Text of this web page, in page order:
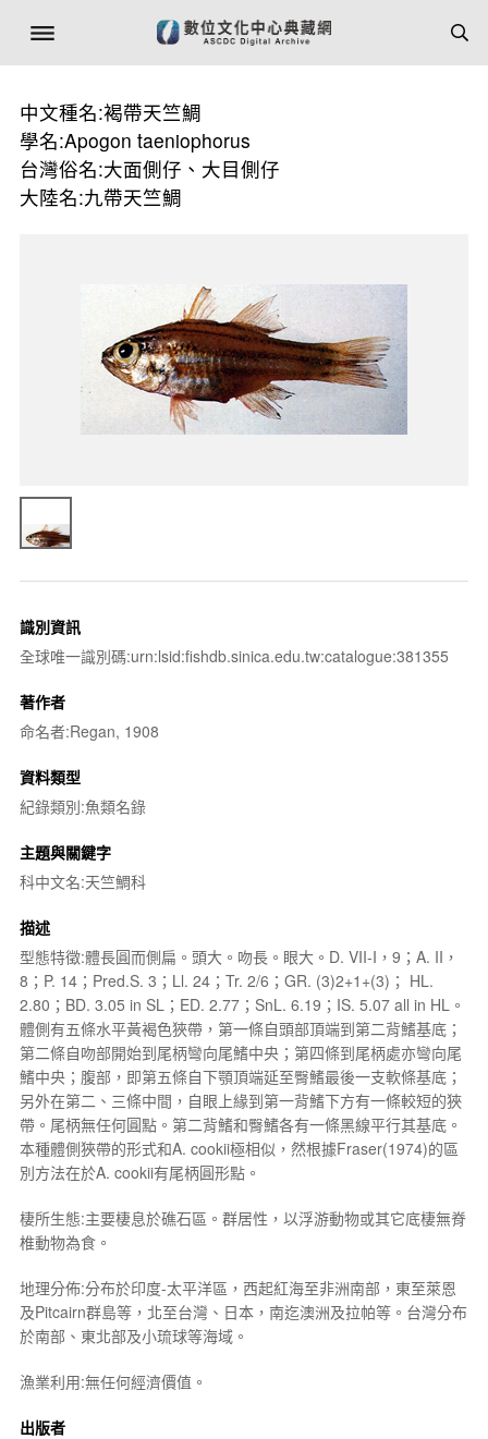
中文種名:褐帶天竺鯛
學名:Apogon taeniophorus
台灣俗名:大面側仔、大目側仔
大陸名:九帶天竺鯛
識別資訊
全球唯一識別碼:urn:lsid:fishdb.sinica.edu.tw:catalogue:381355
著作者
命名者:Regan, 1908
資料類型
紀錄類別:魚類名錄
主題與關鍵字
科中文名:天竺鯛科
描述
型態特徵:體長圓而側扁。頭大。吻長。眼大。D. VII-I，9；A. II，
8；P. 14；Pred.S. 3；Ll. 24；Tr. 2/6；GR. (3)2+1+(3)； HL.
2.80；BD. 3.05 in SL；ED. 2.77；SnL. 6.19；IS. 5.07 all in HL。
體側有五條水平黃褐色狹帶，第一條自頭部頂端到第二背鰭基底；
第二條自吻部開始到尾柄彎向尾鰭中央；第四條到尾柄處亦彎向尾
鰭中央；腹部，即第五條自下顎頂端延至臀鰭最後一支軟條基底；
另外在第二、三條中間，自眼上緣到第一背鰭下方有一條較短的狹
帶。尾柄無任何圓點。第二背鰭和臀鰭各有一條黑線平行其基底。
本種體側狹帶的形式和A. cookii極相似，然根據Fraser(1974)的區
別方法在於A. cookii有尾柄圓形點。
棲所生態:主要棲息於礁石區。群居性，以浮游動物或其它底棲無脊
椎動物為食。
地理分佈:分布於印度-太平洋區，西起紅海至非洲南部，東至萊恩
及Pitcairn群島等，北至台灣、日本，南迄澳洲及拉帕等。台灣分布
於南部、東北部及小琉球等海域。
漁業利用:無任何經濟價值。
出版者